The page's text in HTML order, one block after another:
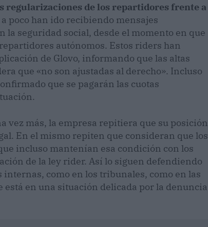
regularizaciones de los repartidores frente a
poco han ido recibiendo mensajes
la seguridad social, desde el momento en que
autónomos. Estos riders han
de Glovo, informando que las altas
que «no son ajustadas al derecho». Incluso
que se pagarán las cuotas
vez más, la empresa repitiera que su posición
En el mismo repiten que consideran que los
incluso mantenían esa condición con los
de la ley rider. Así lo siguen defendiendo
como en los tribunales, como en las
en una situación delicada por la denuncia